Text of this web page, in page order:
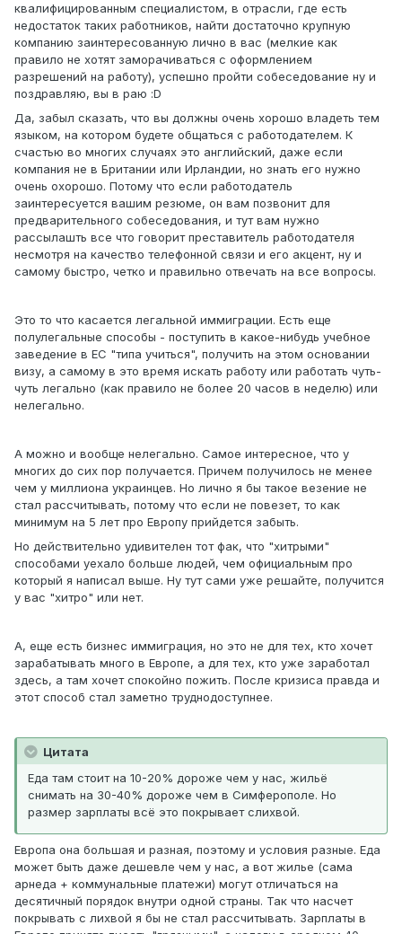
квалифицированным специалистом, в отрасли, где есть
недостаток таких работников, найти достаточно крупную
компанию заинтересованную лично в вас (мелкие как
правило не хотят заморачиваться с оформлением
разрешений на работу), успешно пройти собеседование ну и
поздравляю, вы в раю :D
Да, забыл сказать, что вы должны очень хорошо владеть тем
языком, на котором будете общаться с работодателем. К
счастью во многих случаях это английский, даже если
компания не в Британии или Ирландии, но знать его нужно
очень охорошо. Потому что если работодатель
заинтересуется вашим резюме, он вам позвонит для
предварительного собеседования, и тут вам нужно
рассылашть все что говорит преставитель работодателя
несмотря на качество телефонной связи и его акцент, ну и
самому быстро, четко и правильно отвечать на все вопросы.
Это то что касается легальной иммиграции. Есть еще
полулегальные способы - поступить в какое-нибудь учебное
заведение в ЕС "типа учиться", получить на этом основании
визу, а самому в это время искать работу или работать чуть-
чуть легально (как правило не более 20 часов в неделю) или
нелегально.
А можно и вообще нелегально. Самое интересное, что у
многих до сих пор получается. Причем получилось не менее
чем у миллиона украинцев. Но лично я бы такое везение не
стал рассчитывать, потому что если не повезет, то как
минимум на 5 лет про Европу прийдется забыть.
Но действительно удивителен тот фак, что "хитрыми"
способами уехало больше людей, чем официальным про
который я написал выше. Ну тут сами уже решайте, получится
у вас "хитро" или нет.
А, еще есть бизнес иммиграция, но это не для тех, кто хочет
зарабатывать много в Европе, а для тех, кто уже заработал
здесь, а там хочет спокойно пожить. После кризиса правда и
этот способ стал заметно труднодоступнее.
Цитата
Еда там стоит на 10-20% дороже чем у нас, жильё
снимать на 30-40% дороже чем в Симферополе. Но
размер зарплаты всё это покрывает слихвой.
Европа она большая и разная, поэтому и условия разные. Еда
может быть даже дешевле чем у нас, а вот жилье (сама
арнеда + коммунальные платежи) могут отличаться на
десятичный порядок внутри одной страны. Так что насчет
покрывать с лихвой я бы не стал рассчитывать. Зарплаты в